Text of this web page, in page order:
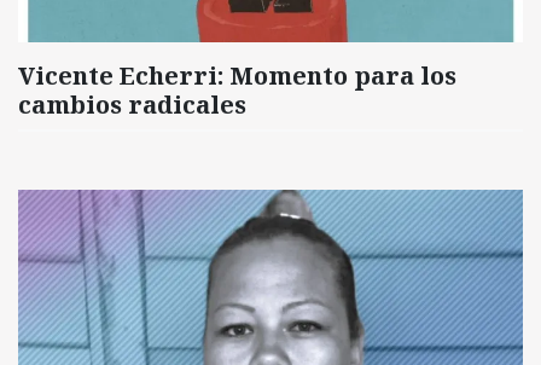
Vicente Echerri: Momento para los
cambios radicales